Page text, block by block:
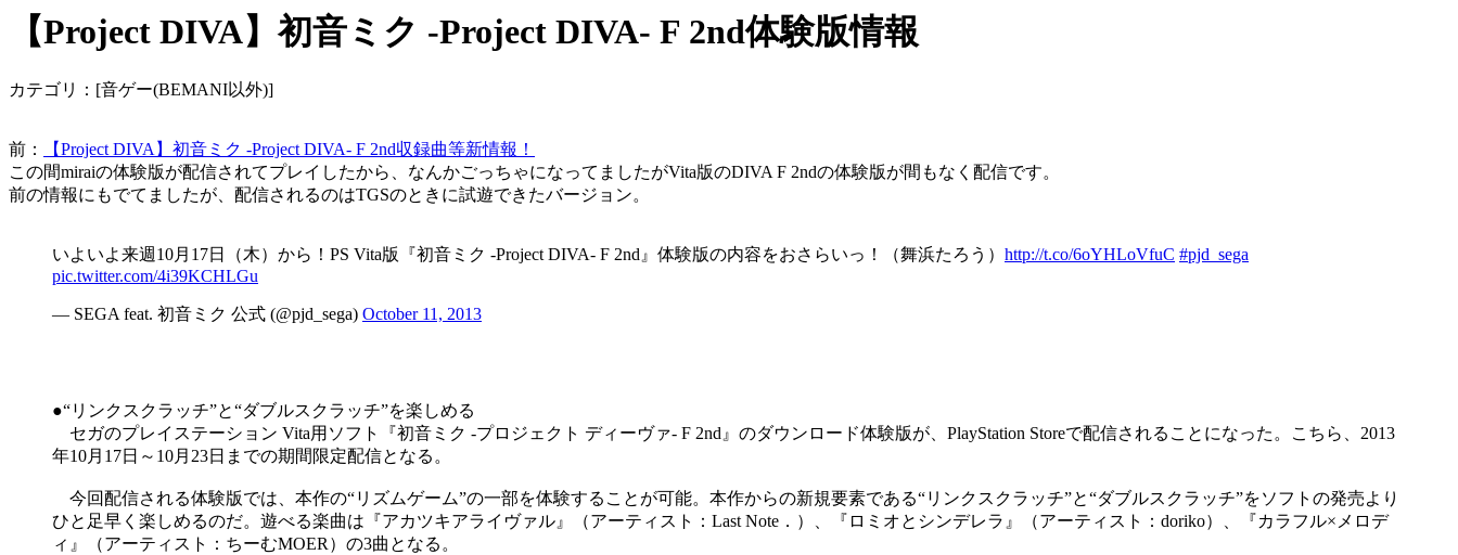
【Project DIVA】初音ミク -Project DIVA- F 2nd体験版情報
カテゴリ：[音ゲー(BEMANI以外)]
前：
【Project DIVA】初音ミク -Project DIVA- F 2nd収録曲等新情報！
この間miraiの体験版が配信されてプレイしたから、なんかごっちゃになってましたがVita版のDIVA F 2ndの体験版が間もなく配信です。
前の情報にもでてましたが、配信されるのはTGSのときに試遊できたバージョン。
いよいよ来週10月17日（木）から！PS Vita版『初音ミク -Project DIVA- F 2nd』体験版の内容をおさらいっ！（舞浜たろう） http://t.co/6oYHLoVfuC #pjd_sega
pic.twitter.com/4i39KCHLGu
― SEGA feat. 初音ミク 公式 (@pjd_sega) October 11, 2013
●“リンクスクラッチ”と“ダブルスクラッチ”を楽しめる
セガのプレイステーション Vita用ソフト『初音ミク -プロジェクト ディーヴァ- F 2nd』のダウンロード体験版が、PlayStation Storeで配信されることになった。こちら、2013
年10月17日～10月23日までの期間限定配信となる。
今回配信される体験版では、本作の“リズムゲーム”の一部を体験することが可能。本作からの新規要素である“リンクスクラッチ”と“ダブルスクラッチ”をソフトの発売より
ひと足早く楽しめるのだ。遊べる楽曲は『アカツキアライヴァル』（アーティスト：Last Note．）、『ロミオとシンデレラ』（アーティスト：doriko）、『カラフル×メロデ
ィ』（アーティスト：ちーむMOER）の3曲となる。